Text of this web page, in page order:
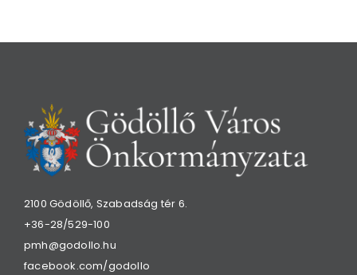
2100 Gödöllő, Szabadság tér 6.
+36-28/529-100
pmh@godollo.hu
facebook.com/godollo